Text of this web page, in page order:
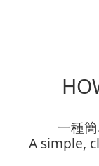
一種
A simple,